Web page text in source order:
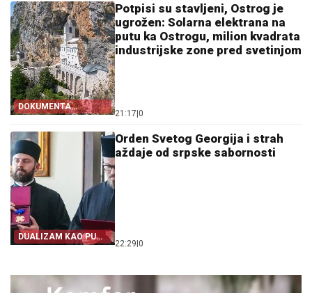
DOKUMENTA
OTKRIVAJU
Potpisi su stavljeni, Ostrog je
ugrožen: Solarna elektrana na
putu ka Ostrogu, milion kvadrata
industrijske zone pred svetinjom
21:17 0
DUALIZAM KAO PUT
IZ SRPSTVA
Orden Svetog Georgija i strah
aždaje od srpske sabornosti
22:29 0